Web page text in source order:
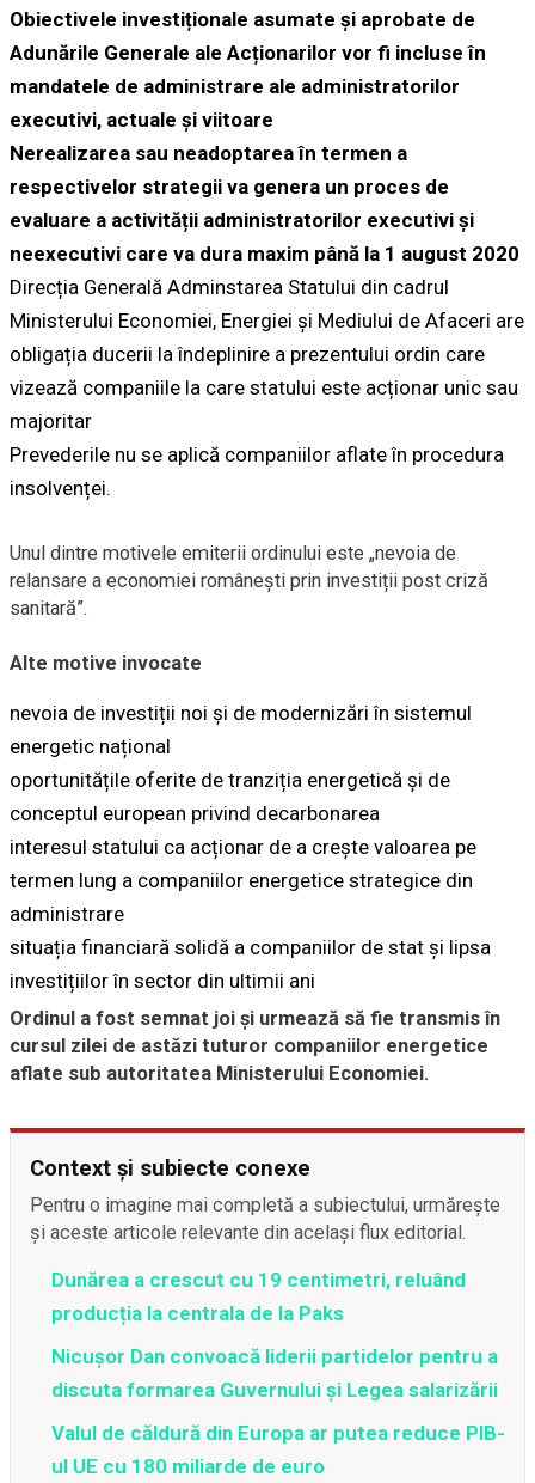
Obiectivele investiționale asumate și aprobate de
Adunările Generale ale Acționarilor vor fi incluse în
mandatele de administrare ale administratorilor
executivi, actuale și viitoare
Nerealizarea sau neadoptarea în termen a
respectivelor strategii va genera un proces de
evaluare a activității administratorilor executivi și
neexecutivi care va dura maxim până la 1 august 2020
Direcția Generală Adminstarea Statului din cadrul
Ministerului Economiei, Energiei și Mediului de Afaceri are
obligația ducerii la îndeplinire a prezentului ordin care
vizează companiile la care statului este acționar unic sau
majoritar
Prevederile nu se aplică companiilor aflate în procedura
insolvenței.
Unul dintre motivele emiterii ordinului este „nevoia de
relansare a economiei românești prin investiții post criză
sanitară”.
Alte motive invocate
nevoia de investiții noi și de modernizări în sistemul
energetic național
oportunitățile oferite de tranziția energetică și de
conceptul european privind decarbonarea
interesul statului ca acționar de a crește valoarea pe
termen lung a companiilor energetice strategice din
administrare
situația financiară solidă a companiilor de stat și lipsa
investițiilor în sector din ultimii ani
Ordinul a fost semnat joi și urmează să fie transmis în
cursul zilei de astăzi tuturor companiilor energetice
aflate sub autoritatea Ministerului Economiei.
Context și subiecte conexe
Pentru o imagine mai completă a subiectului, urmărește
și aceste articole relevante din același flux editorial.
Dunărea a crescut cu 19 centimetri, reluând
producția la centrala de la Paks
Nicușor Dan convoacă liderii partidelor pentru a
discuta formarea Guvernului și Legea salarizării
Valul de căldură din Europa ar putea reduce PIB-
ul UE cu 180 miliarde de euro